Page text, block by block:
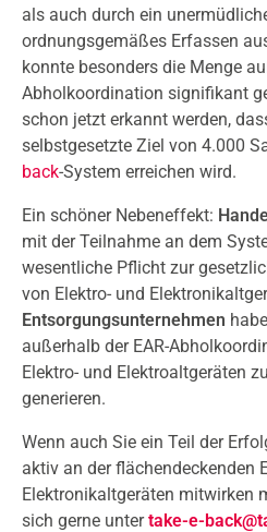
als auch durch ein
ordnungsgemäßes Erfassen
konnte besonders die Menge
Abholkoordination signifikant
schon jetzt erkannt werden,
selbstgesetzte Ziel von 4.000
back-System erreichen wird.
Ein schöner Nebeneffekt:
mit der Teilnahme an dem
wesentliche Pflicht zur
von Elektro- und
Entsorgungsunternehmen
außerhalb der EAR-
Elektro- und Elektroaltgeräten
generieren.
Wenn auch Sie ein Teil der
aktiv an der flächendeckenden
Elektronikaltgeräten mitwirken
sich gerne untertake-e-